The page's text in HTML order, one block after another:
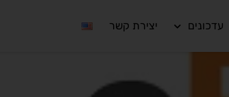
עדכונים יצירת קשר